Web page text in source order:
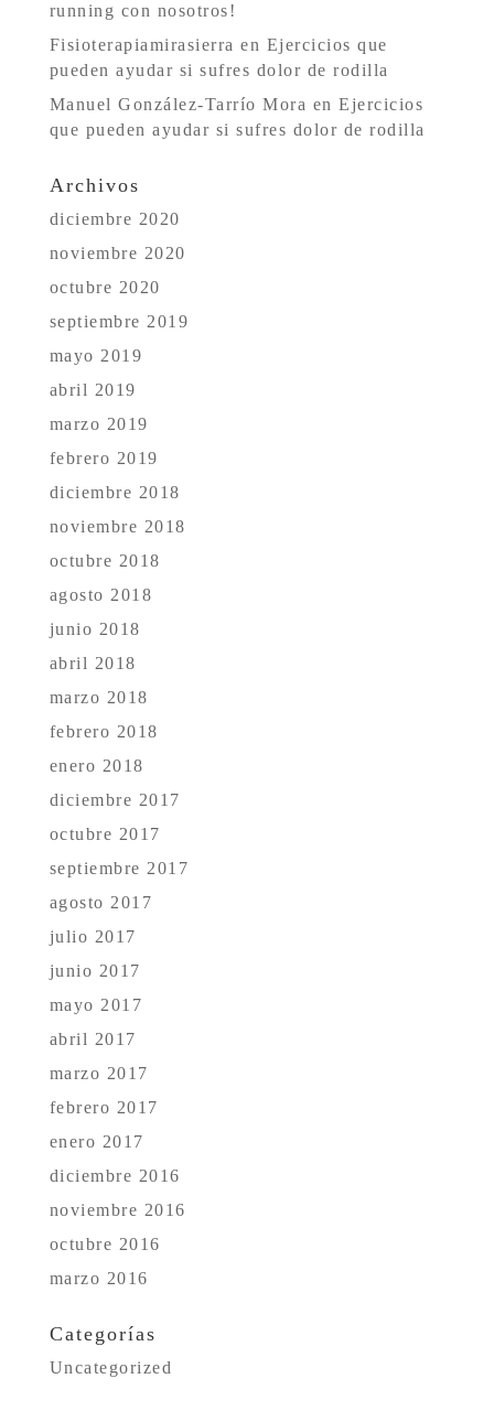
running con nosotros!
Fisioterapiamirasierra en Ejercicios que
pueden ayudar si sufres dolor de rodilla
Manuel González-Tarrío Mora enEjercicios
que pueden ayudar si sufres dolor de rodilla
Archivos
diciembre 2020
noviembre 2020
octubre 2020
septiembre 2019
mayo 2019
abril 2019
marzo 2019
febrero 2019
diciembre 2018
noviembre 2018
octubre 2018
agosto 2018
junio 2018
abril 2018
marzo 2018
febrero 2018
enero 2018
diciembre 2017
octubre 2017
septiembre 2017
agosto 2017
julio 2017
junio 2017
mayo 2017
abril 2017
marzo 2017
febrero 2017
enero 2017
diciembre 2016
noviembre 2016
octubre 2016
marzo 2016
Categorías
Uncategorized